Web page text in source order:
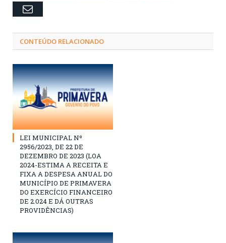
Email
CONTEÚDO RELACIONADO
LEI MUNICIPAL Nº
2956/2023, DE 22 DE
DEZEMBRO DE 2023 (LOA
2024-ESTIMA A RECEITA E
FIXA A DESPESA ANUAL DO
MUNICÍPIO DE PRIMAVERA
DO EXERCÍCIO FINANCEIRO
DE 2.024 E DÁ OUTRAS
PROVIDÊNCIAS)